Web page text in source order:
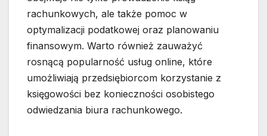
rachunkowych, ale także pomoc w
optymalizacji podatkowej oraz planowaniu
finansowym. Warto również zauważyć
rosnącą popularność usług online, które
umożliwiają przedsiębiorcom korzystanie z
księgowości bez konieczności osobistego
odwiedzania biura rachunkowego.